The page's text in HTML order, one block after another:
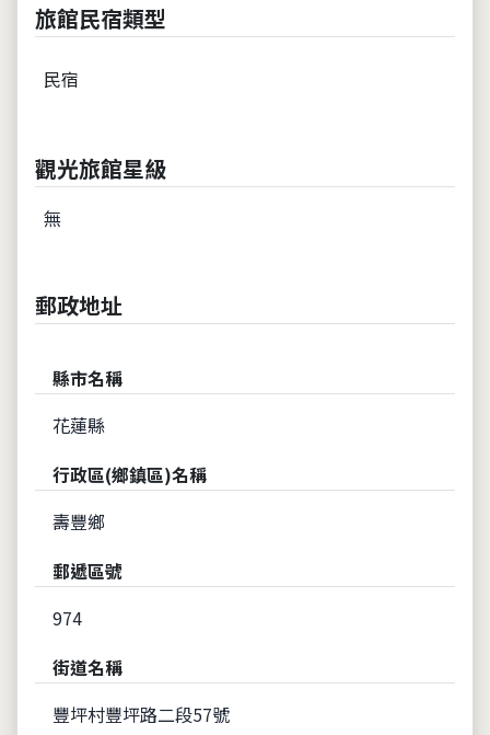
旅館民宿類型
民宿
觀光旅館星級
無
郵政地址
縣市名稱
花蓮縣
行政區(鄉鎮區)名稱
壽豐鄉
郵遞區號
974
街道名稱
豐坪村豐坪路二段57號